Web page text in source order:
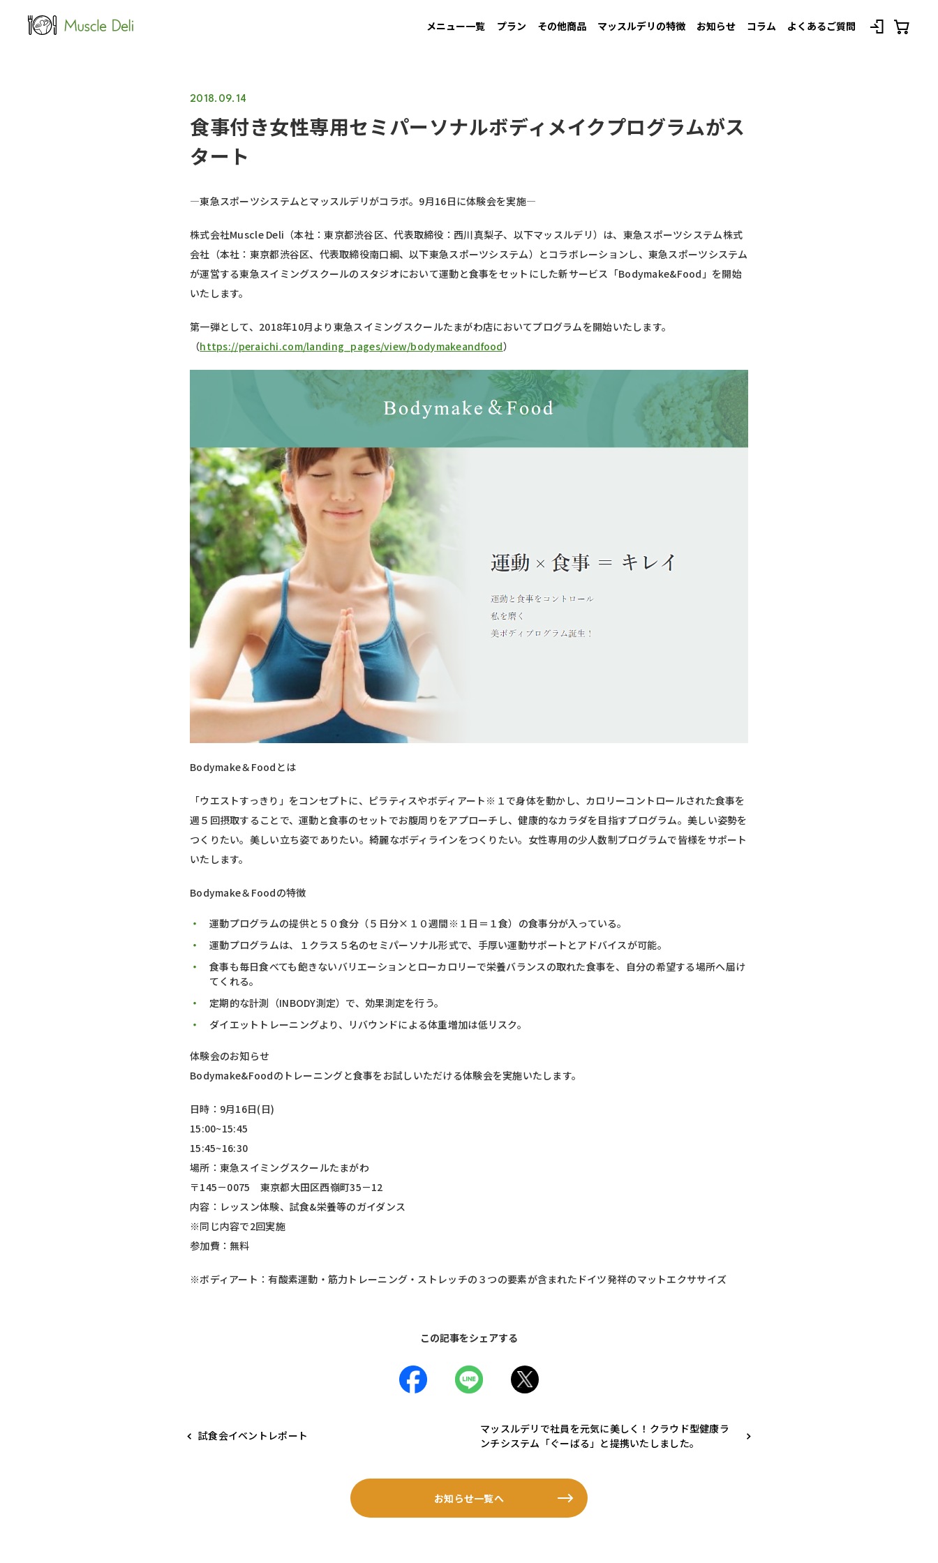
メニュー一覧 プラン その他商品 マッスルデリの特徴 お知らせ コラム よくあるご質問
2018.09.14
食事付き女性専用セミパーソナルボディメイクプログラムがス
タート
―東急スポーツシステムとマッスルデリがコラボ。9月16日に体験会を実施―
株式会社Muscle Deli（本社：東京都渋谷区、代表取締役：西川真梨子、以下マッスルデリ）は、東急スポーツシステム株式
会社（本社：東京都渋谷区、代表取締役南口綱、以下東急スポーツシステム）とコラボレーションし、東急スポーツシステム
が運営する東急スイミングスクールのスタジオにおいて運動と食事をセットにした新サービス「Bodymake&Food」を開始
いたします。
第一弾として、2018年10月より東急スイミングスクールたまがわ店においてプログラムを開始いたします。
（https://peraichi.com/landing_pages/view/bodymakeandfood）
Bodymake＆Foodとは
「ウエストすっきり」をコンセプトに、ピラティスやボディアート※１で身体を動かし、カロリーコントロールされた食事を
週５回摂取することで、運動と食事のセットでお腹周りをアプローチし、健康的なカラダを目指すプログラム。美しい姿勢を
つくりたい。美しい立ち姿でありたい。綺麗なボディラインをつくりたい。女性専用の少人数制プログラムで皆様をサポート
いたします。
Bodymake＆Foodの特徴
運動プログラムの提供と５０食分（５日分×１０週間※１日＝１食）の食事分が入っている。
運動プログラムは、１クラス５名のセミパーソナル形式で、手厚い運動サポートとアドバイスが可能。
食事も毎日食べても飽きないバリエーションとローカロリーで栄養バランスの取れた食事を、自分の希望する場所へ届け
てくれる。
定期的な計測（INBODY測定）で、効果測定を行う。
ダイエットトレーニングより、リバウンドによる体重増加は低リスク。
体験会のお知らせ
Bodymake&Foodのトレーニングと食事をお試しいただける体験会を実施いたします。
日時：9月16日(日)
15:00~15:45
15:45~16:30
場所：東急スイミングスクールたまがわ
〒145－0075 東京都大田区西嶺町35－12
内容：レッスン体験、試食&栄養等のガイダンス
※同じ内容で2回実施
参加費：無料
※ボディアート：有酸素運動・筋力トレーニング・ストレッチの３つの要素が含まれたドイツ発祥のマットエクササイズ
この記事をシェアする
試食会イベントレポート
マッスルデリで社員を元気に美しく！クラウド型健康ラ
ンチシステム「ぐーばる」と提携いたしました。
お知らせ一覧へ